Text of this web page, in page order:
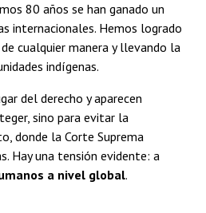
80 años se han ganado un
internacionales. Hemos logrado
cualquier manera y llevando la
indígenas.
del derecho y aparecen
sino para evitar la
donde la Corte Suprema
Hay una tensión evidente: a
a nivel global.